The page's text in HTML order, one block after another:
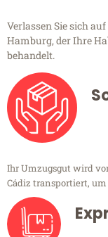
Verlassen Sie sich
Hamburg, der Ihre
behandelt.
Ihr Umzugsgut wird
Cádiz transportiert,